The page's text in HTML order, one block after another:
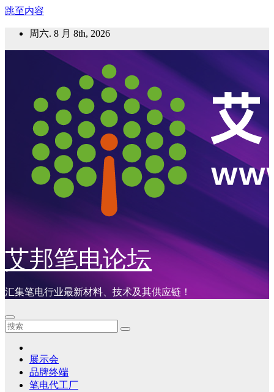
跳至内容
周六. 8 月 8th, 2026
艾邦笔电论坛
汇集笔电行业最新材料、技术及其供应链！
展示会
品牌终端
笔电代工厂